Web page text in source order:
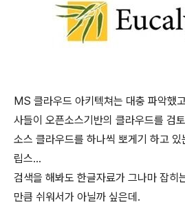
MS 클라우드 아키텍쳐는 대충 파악했
사들이 오픈소스기반의 클라우드를 검
소스 클라우드를 하나씩 뽀게기 하고
립스...
검색을 해봐도 한글자료가 그나마 잡히
만큼 쉬워서가 아닐까 싶은데.